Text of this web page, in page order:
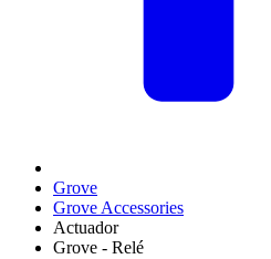
Grove
Grove Accessories
Actuador
Grove - Relé